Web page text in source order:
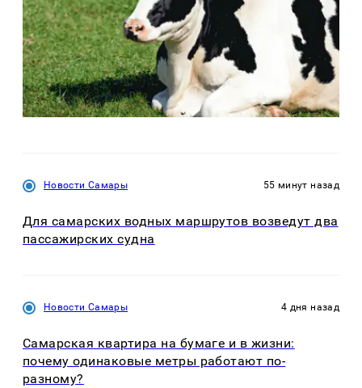
Новости Самары 55 минут назад
Для самарских водных маршрутов возведут два
пассажирских судна
Новости Самары 4 дня назад
Самарская квартира на бумаге и в жизни:
почему одинаковые метры работают по-
разному?